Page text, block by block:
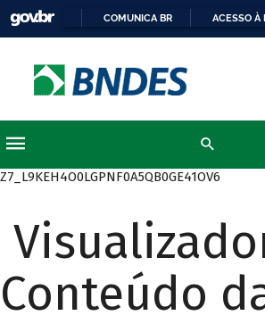
COMUNICA BR ACESSO À
Z7_L9KEH4O0LGPNF0A5QB0GE41OV6
Conteúdo